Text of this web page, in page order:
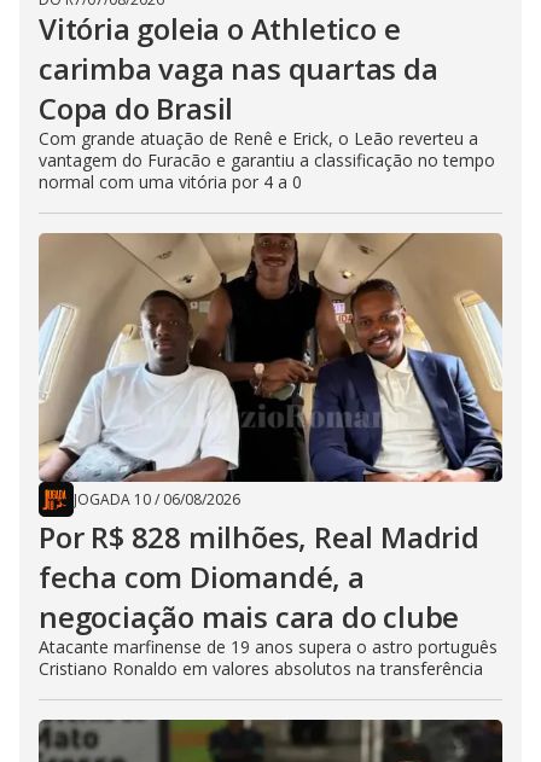
Vitória goleia o Athletico e
carimba vaga nas quartas da
Copa do Brasil
Com grande atuação de Renê e Erick, o Leão reverteu a
vantagem do Furacão e garantiu a classificação no tempo
normal com uma vitória por 4 a 0
JOGADA 10/ 06/08/2026
Por R$ 828 milhões, Real Madrid
fecha com Diomandé, a
negociação mais cara do clube
Atacante marfinense de 19 anos supera o astro português
Cristiano Ronaldo em valores absolutos na transferência